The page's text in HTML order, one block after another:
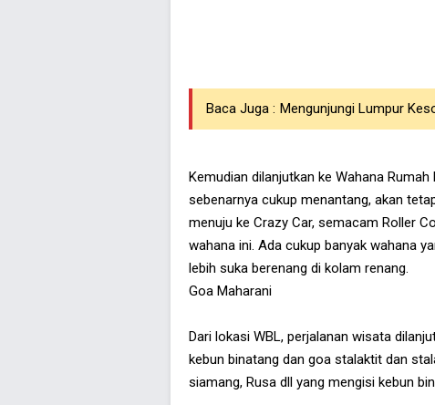
Baca Juga : Mengunjungi Lumpur
Kemudian dilanjutkan ke Wahana
sebenarnya cukup menantang, akan
menuju ke Crazy Car, semacam Roller
wahana ini. Ada cukup banyak wahana
lebih suka berenang di kolam renang.
Goa Maharani
Dari lokasi WBL, perjalanan wisata
kebun binatang dan goa stalaktit dan
siamang, Rusa dll yang mengisi kebun